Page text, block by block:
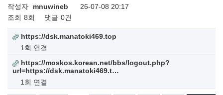
작성자 mnuwineb
26-07-08 20:17
조회 8회 댓글 0건
https://dsk.manatoki469.top
1회 연결
https://moskos.korean.net/bbs/logout.php?
url=https://dsk.manatoki469.t…
1회 연결